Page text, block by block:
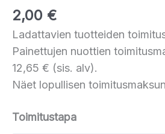
2,00 €
Ladattavien tuotteiden
Painettujen nuottien
12,65 € (sis. alv).
Näet lopullisen
Toimitustapa